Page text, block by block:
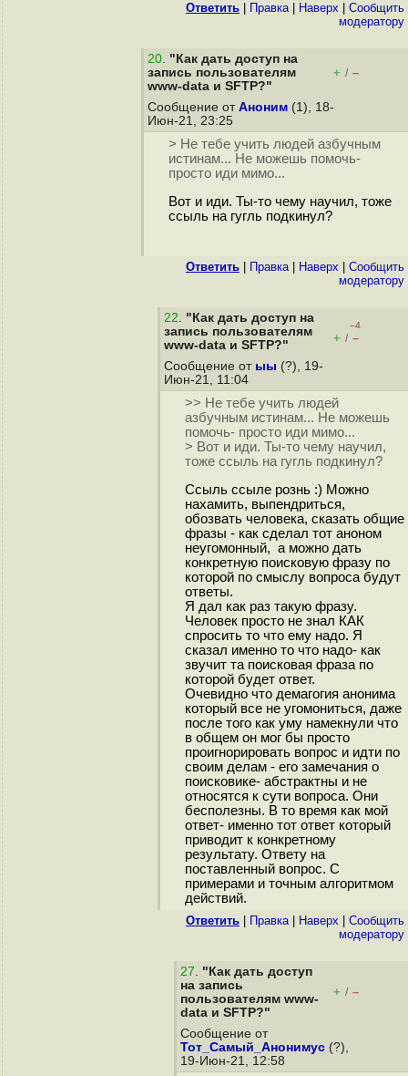
Ответить Правка| Наверх
Cообщить
модератору
20. "Как дать доступ на
запись пользователям
www-data и SFTP?"
+ / –
Сообщение от Аноним (1), 18-
Июн-21, 23:25
> Не тебе учить людей азбучным
истинам... Не можешь помочь-
просто иди мимо...
Вот и иди. Ты-то чему научил, тоже
ссыль на гугль подкинул?
Ответить Правка| Наверх
Cообщить
модератору
22. "Как дать доступ на
запись пользователям
www-data и SFTP?"
–4
+ / –
Сообщение от ыы (?), 19-
Июн-21, 11:04
>> Не тебе учить людей
азбучным истинам... Не можешь
помочь- просто иди мимо...
> Вот и иди. Ты-то чему научил,
тоже ссыль на гугль подкинул?
Ссыль ссыле рознь :) Можно
нахамить, выпендриться,
обозвать человека, сказать общие
фразы - как сделал тот аноном
неугомонный, а можно дать
конкретную поисковую фразу по
которой по смыслу вопроса будут
ответы.
Я дал как раз такую фразу.
Человек просто не знал КАК
спросить то что ему надо. Я
сказал именно то что надо- как
звучит та поисковая фраза по
которой будет ответ.
Очевидно что демагогия анонима
который все не угомониться, даже
после того как уму намекнули что
в общем он мог бы просто
проигнорировать вопрос и идти по
своим делам - его замечания о
поисковике- абстрактны и не
относятся к сути вопроса. Они
бесполезны. В то время как мой
ответ- именно тот ответ который
приводит к конкретному
результату. Ответу на
поставленный вопрос. С
примерами и точным алгоритмом
действий.
Ответить Правка| Наверх
Cообщить
модератору
27. "Как дать доступ
на запись
пользователям www-
data и SFTP?"
+ / –
Сообщение от
Тот_Самый_Анонимус (?),
19-Июн-21, 12:58